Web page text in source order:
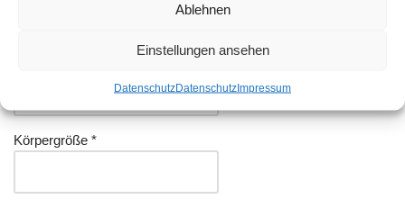
Ablehnen
Einstellungen ansehen
DatenschutzDatenschutzImpressum
Körpergröße *